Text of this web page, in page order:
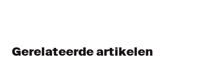
Gerelateerde artikelen